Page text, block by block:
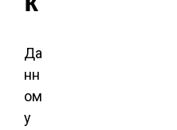
Да
нн
ом
у